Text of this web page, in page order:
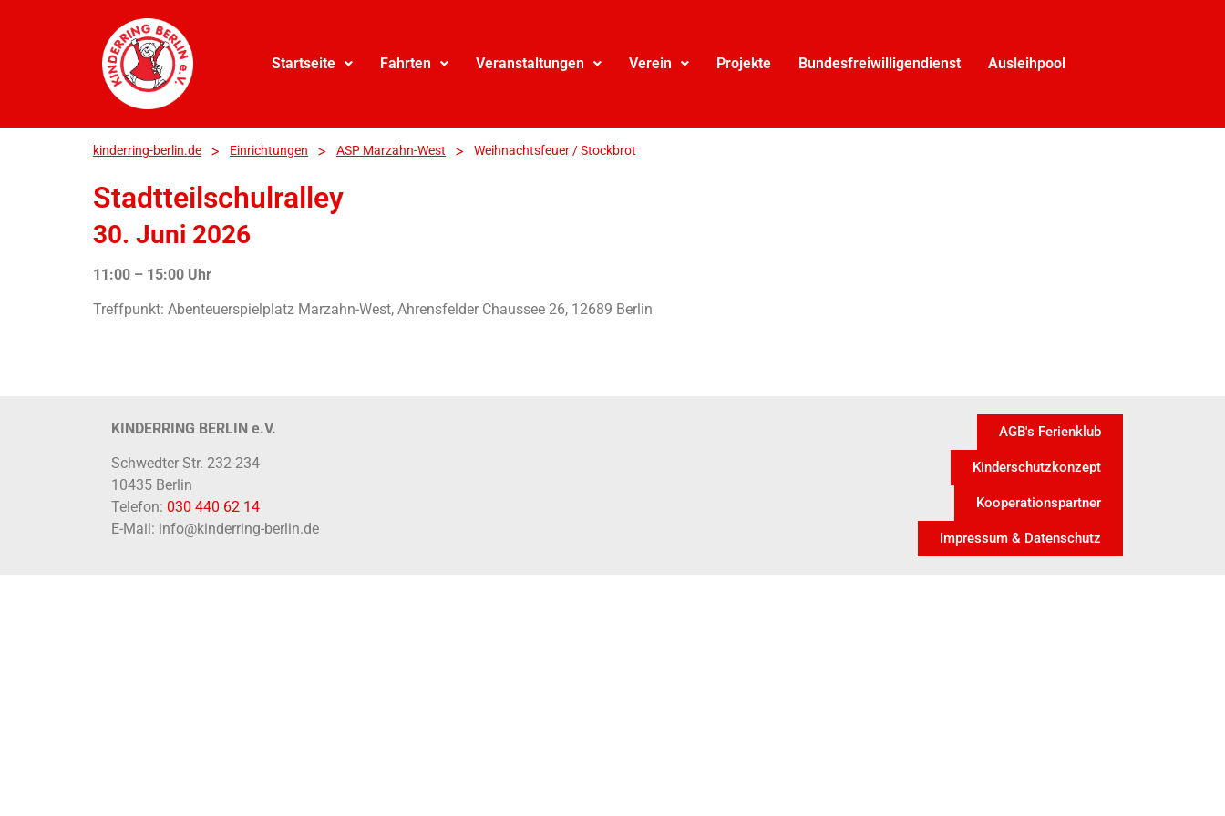
Startseite Fahrten Veranstaltungen Verein Projekte Bundesfreiwilligendienst Ausleihpool
kinderring-berlin.de > Einrichtungen > ASP Marzahn-West > Weihnachtsfeuer / Stockbrot
Stadtteilschulralley
30. Juni 2026
11:00 – 15:00 Uhr
Treffpunkt: Abenteuerspielplatz Marzahn-West, Ahrensfelder Chaussee 26, 12689 Berlin
KINDERRING BERLIN e.V.
Schwedter Str. 232-234
10435 Berlin
Telefon: 030 440 62 14
E-Mail: info@kinderring-berlin.de
AGB's Ferienklub
Kinderschutzkonzept
Kooperationspartner
Impressum & Datenschutz